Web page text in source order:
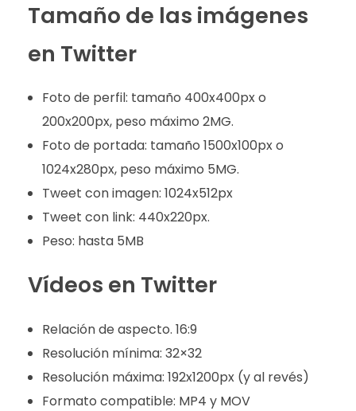
Tamaño de las imágenes
en Twitter
Foto de perfil: tamaño 400x400px o
200x200px, peso máximo 2MG.
Foto de portada: tamaño 1500x100px o
1024x280px, peso máximo 5MG.
Tweet con imagen: 1024x512px
Tweet con link: 440x220px.
Peso: hasta 5MB
Vídeos en Twitter
Relación de aspecto. 16:9
Resolución mínima: 32×32
Resolución máxima: 192x1200px (y al revés)
Formato compatible: MP4 y MOV